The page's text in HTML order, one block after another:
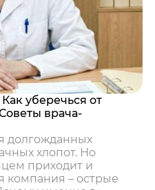
уберечься от
врача-
долгожданных
хлопот. Но
приходит и
компания – острые